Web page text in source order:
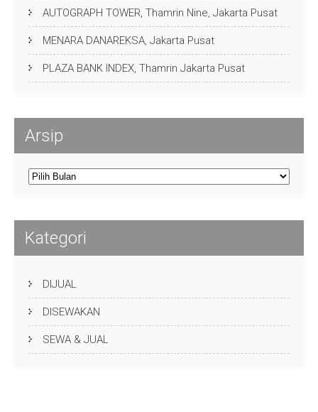
AUTOGRAPH TOWER, Thamrin Nine, Jakarta Pusat
MENARA DANAREKSA, Jakarta Pusat
PLAZA BANK INDEX, Thamrin Jakarta Pusat
Arsip
Arsip
Kategori
DIJUAL
DISEWAKAN
SEWA & JUAL